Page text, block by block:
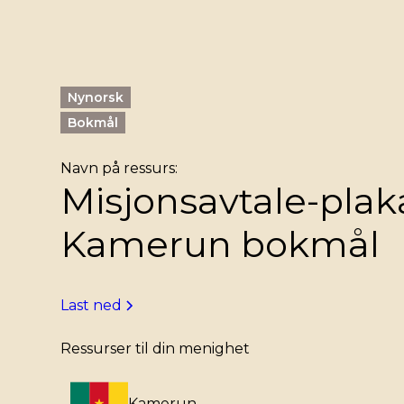
Nynorsk
Bokmål
Navn på ressurs:
Misjonsavtale-
Kamerun bokmål
Last ned
Ressurser til din menighet